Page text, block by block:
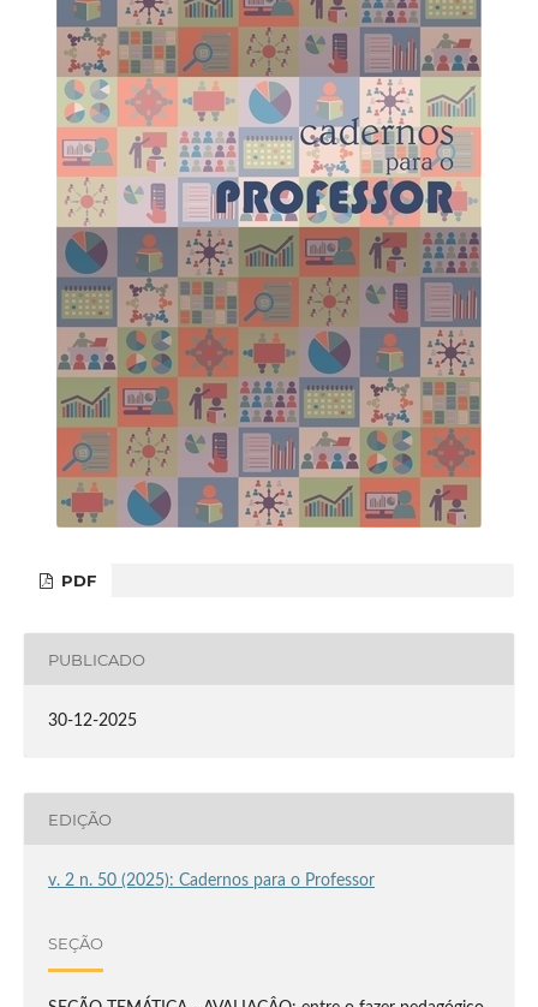
PDF
PUBLICADO
30-12-2025
EDIÇÃO
v. 2 n. 50 (2025): Cadernos para o Professor
SEÇÃO